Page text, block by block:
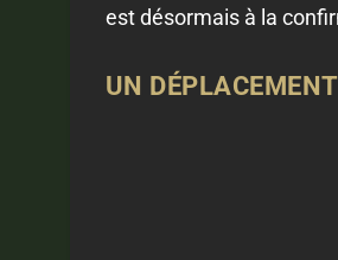
est désormais à la
UN